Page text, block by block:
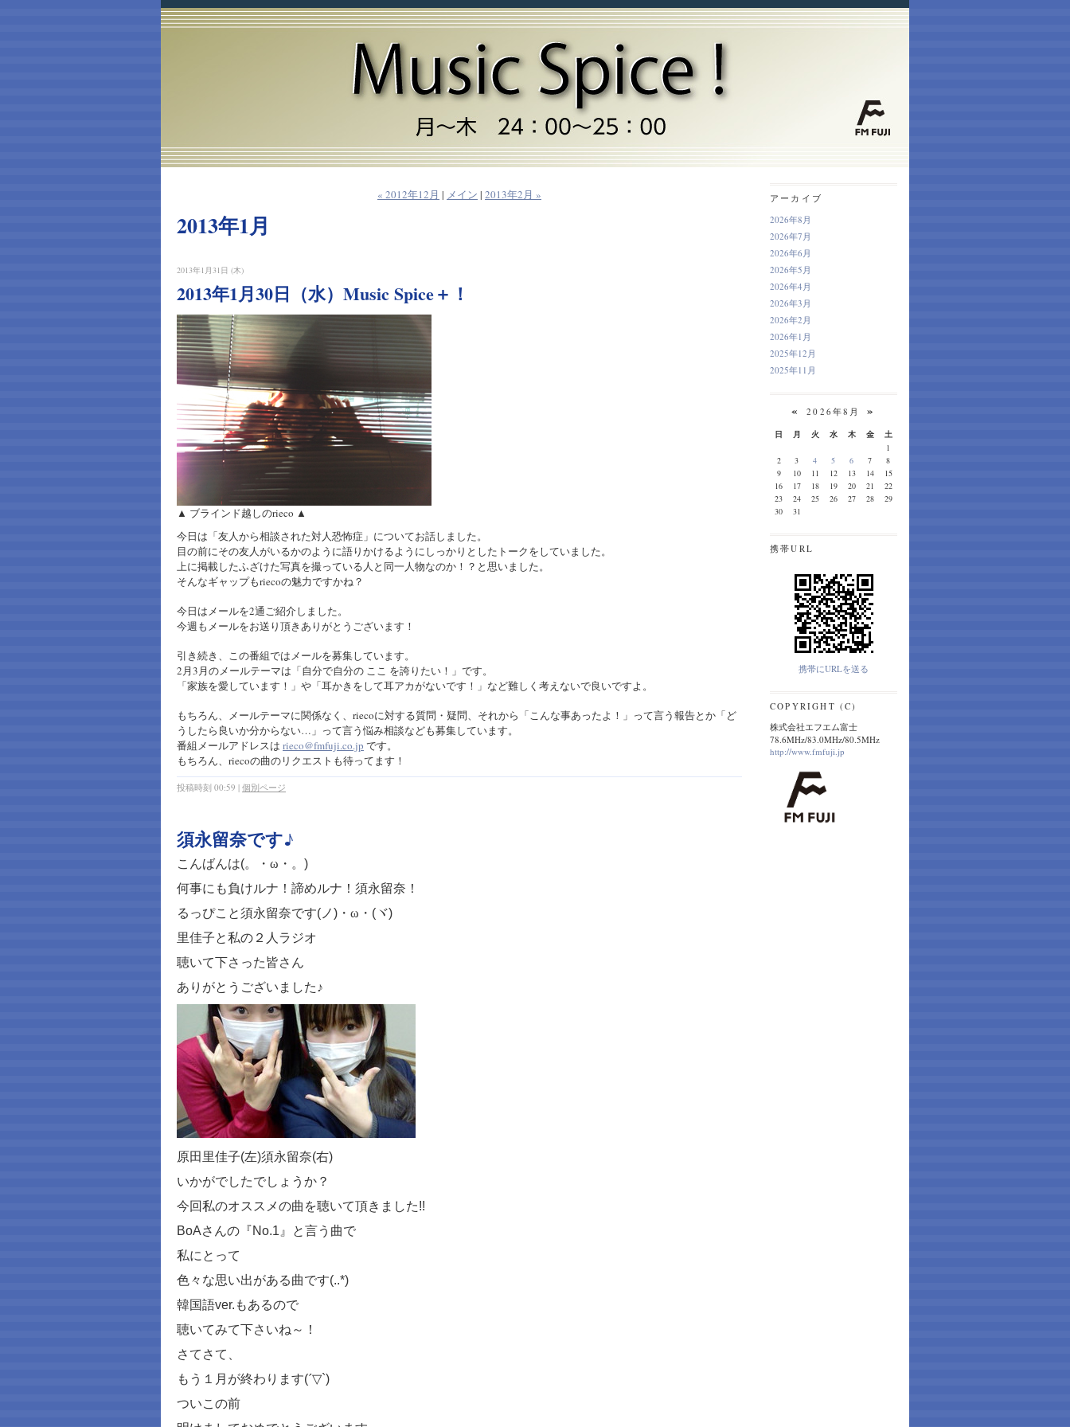
« 2012年12月 | メイン | 2013年2月 »
2013年1月
2013年1月31日 (木)
2013年1月30日（水）Music Spice＋！
▲ ブラインド越しのrieco ▲
今日は「友人から相談された対人恐怖症」についてお話しました。
目の前にその友人がいるかのように語りかけるようにしっかりとしたトークをしていました。
上に掲載したふざけた写真を撮っている人と同一人物なのか！？と思いました。
そんなギャップもriecoの魅力ですかね？
今日はメールを2通ご紹介しました。
今週もメールをお送り頂きありがとうございます！
引き続き、この番組ではメールを募集しています。
2月3月のメールテーマは「自分で自分の ここ を誇りたい！」です。
「家族を愛しています！」や「耳かきをして耳アカがないです！」など難しく考えないで良いですよ。
もちろん、メールテーマに関係なく、riecoに対する質問・疑問、それから「こんな事あったよ！」って言う報告とか「ど
うしたら良いか分からない…」って言う悩み相談なども募集しています。
番組メールアドレスは rieco@fmfuji.co.jp です。
もちろん、riecoの曲のリクエストも待ってます！
投稿時刻 00:59 | 個別ページ
須永留奈です♪
こんばんは(。・ω・。 )
何事にも負けルナ！諦めルナ！須永留奈！
るっぴこと須永留奈です( ノ) ・ω・ ( ヾ)
里佳子と私の２人ラジオ
聴いて下さった皆さん
ありがとうございました♪
原田里佳子(左)須永留奈(右)
いかがでしたでしょうか？
今回私のオススメの曲を聴いて頂きました!!
BoAさんの『No.1 』と言う曲で
私にとって
色々な思い出がある曲です(..*)
韓国語ver. もあるので
聴いてみて下さいね～！
さてさて、
もう１月が終わります(´▽`)
ついこの前
アーカイブ
2026年8月
2026年7月
2026年6月
2026年5月
2026年4月
2026年3月
2026年2月
2026年1月
2025年12月
2025年11月
«2026年8月 »
日 月 火 水 木 金
土
1
2
3 4 5 6 7
8
9
10 11 12 13 14
15
16
17 18 19 20 21
22
23
24 25 26 27 28
29
30
31
携帯URL
携帯にURLを送る
COPYRIGHT (C)
株式会社エフエム富士
78.6MHz/83.0MHz/80.5MHz
http://www.fmfuji.jp